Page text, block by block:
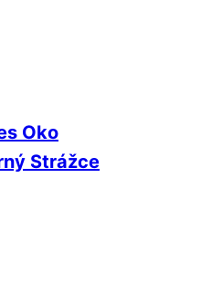
Oko
Strážce